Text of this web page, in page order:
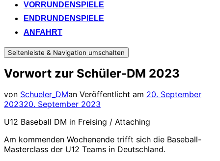
VORRUNDENSPIELE
ENDRUNDENSPIELE
ANFAHRT
Seitenleiste & Navigation umschalten
Vorwort zur Schüler-DM 2023
von Schueler_DMan Veröffentlicht am 20. September
202320. September 2023
U12 Baseball DM in Freising / Attaching
Am kommenden Wochenende trifft sich die Baseball-
Masterclass der U12 Teams in Deutschland.